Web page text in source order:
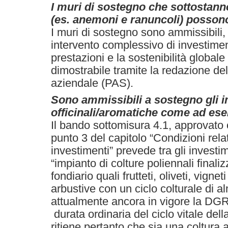
I muri di sostegno che
(es. anemoni e ranuncoli)
I muri di sostegno sono
intervento complessivo di
prestazioni e la sostenibilità
dimostrabile tramite la redazione
aziendale (PAS).
Sono ammissibili a sostegno gli
officinali/aromatiche come ad
Il bando sottomisura 4.1,
punto 3 del capitolo “Condizioni
investimenti” prevede tra gli
“impianto di colture poliennali
fondiario quali frutteti, oliveti,
arbustive con un ciclo colturale di
attualmente ancora in vigore la
durata ordinaria del ciclo vitale